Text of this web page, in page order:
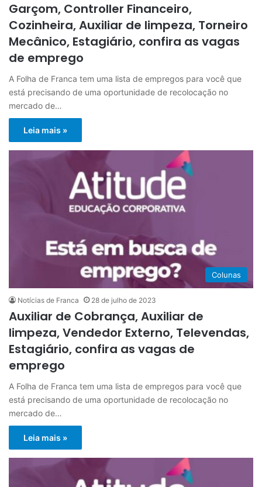
Garçom, Controller Financeiro,
Cozinheira, Auxiliar de limpeza, Torneiro
Mecânico, Estagiário, confira as vagas
de emprego
A Folha de Franca tem uma lista de empregos para você que
está precisando de uma oportunidade de recolocação no
mercado de…
Leia mais »
Colunas
Notícias de Franca 28 de julho de 2023
Auxiliar de Cobrança, Auxiliar de
limpeza, Vendedor Externo, Televendas,
Estagiário, confira as vagas de
emprego
A Folha de Franca tem uma lista de empregos para você que
está precisando de uma oportunidade de recolocação no
mercado de…
Leia mais »